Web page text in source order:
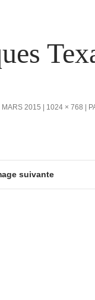
MARS 2015 1024 × 768
suivante